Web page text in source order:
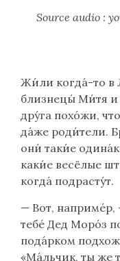
Source audio :
Lire
le
texte
en
russe
(flèche
bas)
Жи́ли когда́-то в
близнецы́ Ми́тя и
дру́га похо́жи,
да́же роди́тели.
они́ таки́е
каки́е весёлые
когда́ подрасту́т.
— Вот, наприме́р,
тебе́ Дед Моро́з
пода́рком
«Ма́льчик, ты же